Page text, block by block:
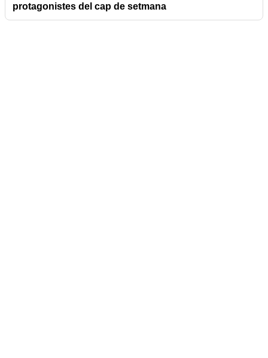
protagonistes del cap de setmana